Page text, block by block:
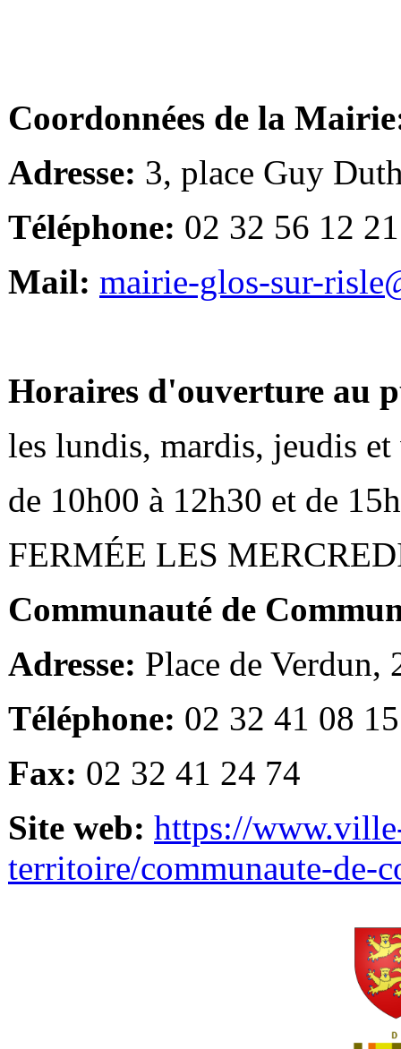
Coordonnées de la
Adresse: 3, place Guy
Téléphone: 02 32 56 12 21
Mail: mairie-glos-sur-
Horaires d'ouverture au
les lundis, mardis, jeudis et
de 10h00 à 12h30 et de
FERMÉE LES
Communauté de
Adresse: Place de Verdun,
Téléphone: 02 32 41 08 15
Fax: 02 32 41 24 74
Site web: https://
territoire/communaute-de-